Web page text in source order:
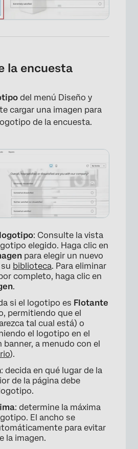
la encuesta
del menú Diseño y
cargar una imagen para
de la encuesta.
: Consulte la vista
elegido. Haga clic en
para elegir un nuevo
biblioteca. Para eliminar
completo, haga clic en
.
si el logotipo es Flotante
permitiendo que el
tal cual está) o
el logotipo en el
a menudo con el
).
: decida en qué lugar de la
de la página debe
: determine la máxima
El ancho se
para evitar
la imagen.